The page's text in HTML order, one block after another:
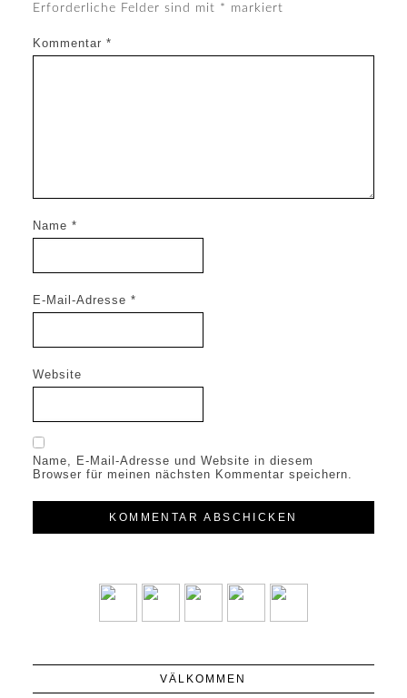
Erforderliche Felder sind mit * markiert
Kommentar *
Name *
E-Mail-Adresse *
Website
Name, E-Mail-Adresse und Website in diesem
Browser für meinen nächsten Kommentar speichern.
VÄLKOMMEN